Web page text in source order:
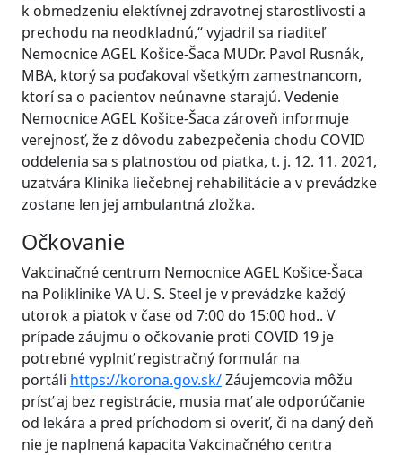
k obmedzeniu elektívnej zdravotnej starostlivosti a
prechodu na neodkladnú,“ vyjadril sa riaditeľ
Nemocnice AGEL Košice-Šaca MUDr. Pavol Rusnák,
MBA, ktorý sa poďakoval všetkým zamestnancom,
ktorí sa o pacientov neúnavne starajú. Vedenie
Nemocnice AGEL Košice-Šaca zároveň informuje
verejnosť, že z dôvodu zabezpečenia chodu COVID
oddelenia sa s platnosťou od piatka, t. j. 12. 11. 2021,
uzatvára Klinika liečebnej rehabilitácie a v prevádzke
zostane len jej ambulantná zložka.
Očkovanie
Vakcinačné centrum Nemocnice AGEL Košice-Šaca
na Poliklinike VA U. S. Steel je v prevádzke každý
utorok a piatok v čase od 7:00 do 15:00 hod.. V
prípade záujmu o očkovanie proti COVID 19 je
potrebné vyplniť registračný formulár na
portáli https://korona.gov.sk/Záujemcovia môžu
prísť aj bez registrácie, musia mať ale odporúčanie
od lekára a pred príchodom si overiť, či na daný deň
nie je naplnená kapacita Vakcinačného centra